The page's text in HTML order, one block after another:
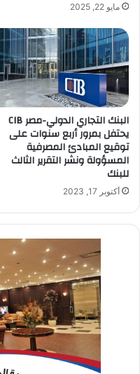
مايو 22, 2025
البنك التجاري الدولي-مصر CIB
يحتفل بمرور أربع سنوات على
توقيع المبادئ المصرفية
المسؤولة ونشر التقرير الثالث
للبنك
أكتوبر 17, 2023